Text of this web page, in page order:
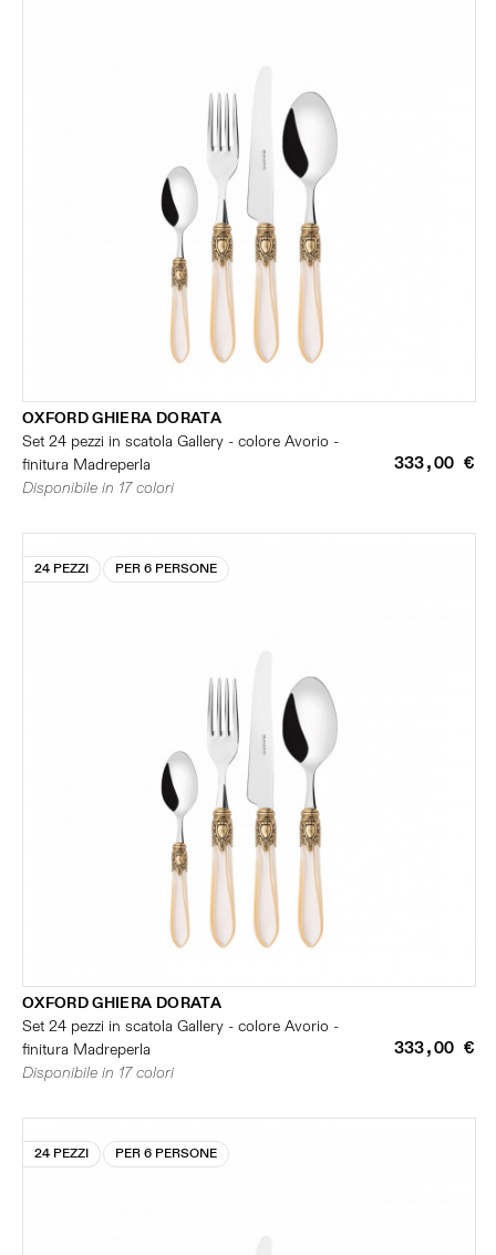
OXFORD GHIERA DORATA
Set 24 pezzi in scatola Gallery - colore Avorio -
finitura Madreperla
333,00 €
Disponibile in 17 colori
24 PEZZI PER 6 PERSONE
OXFORD GHIERA DORATA
Set 24 pezzi in scatola Gallery - colore Avorio -
finitura Madreperla
333,00 €
Disponibile in 17 colori
24 PEZZI PER 6 PERSONE